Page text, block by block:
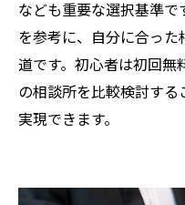
なども重要な選択基準で
を参考に、自分に合っ
道です。初心者は初回無
の相談所を比較検討する
実現できます。